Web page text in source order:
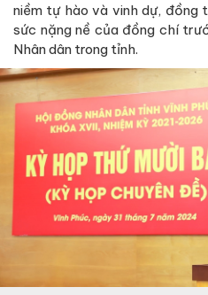
niềm tự hào và vinh dự, đồng
sức nặng nề của đồng chí
Nhân dân trong tỉnh.